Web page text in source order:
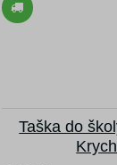
Taška do